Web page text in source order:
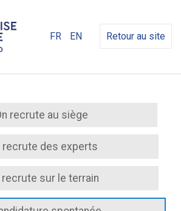
FR EN Retour au site
recrute au siège
recrute des experts
recrute sur le terrain